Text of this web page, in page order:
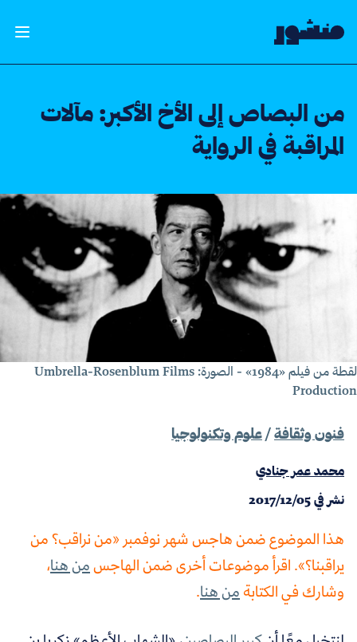
الصفحة الرئيسية
فتح
من البصاص إلى الأخ الأكبر: مآلات
المراقبة في الرواية
لقطة من فيلم «1984» - الصورة: Umbrella-Rosenblum Films
فنون وثقافة/ علوم وتكنولوجيا
محمد عمر جنادي
نشر في2017/12/05
هذا الموضوع ضمن هاجس شهر نوفمبر «من نراقب؟ من
يراقبنا؟». اقرأ موضوعات أخرى ضمن الهاجسمن هنا،
وشارك في الكتابةمن هنا.